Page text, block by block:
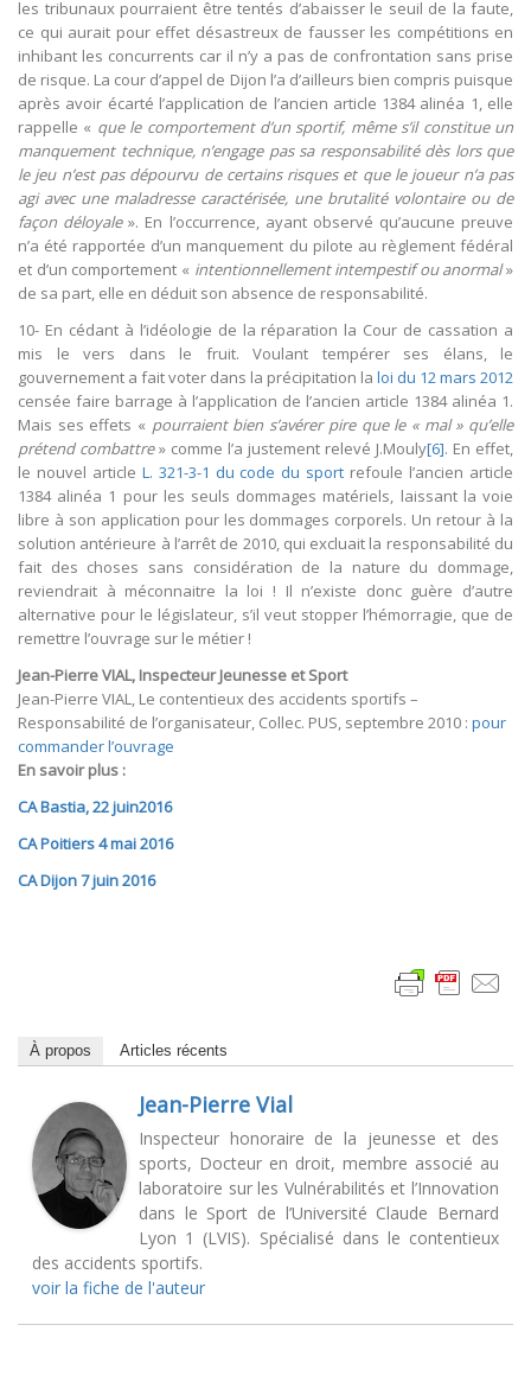
les tribunaux pourraient être tentés d’abaisser le seuil de la faute,
ce qui aurait pour effet désastreux de fausser les compétitions en
inhibant les concurrents car il n’y a pas de confrontation sans prise
de risque. La cour d’appel de Dijon l’a d’ailleurs bien compris puisque
après avoir écarté l’application de l’ancien article 1384 alinéa 1, elle
rappelle « que le comportement d’un sportif, même s’il constitue un
manquement technique, n’engage pas sa responsabilité dès lors que
le jeu n’est pas dépourvu de certains risques et que le joueur n’a pas
agi avec une maladresse caractérisée, une brutalité volontaire ou de
façon déloyale». En l’occurrence, ayant observé qu’aucune preuve
n’a été rapportée d’un manquement du pilote au règlement fédéral
et d’un comportement « intentionnellement intempestif ou anormal»
de sa part, elle en déduit son absence de responsabilité.
10- En cédant à l’idéologie de la réparation la Cour de cassation a
mis le vers dans le fruit. Voulant tempérer ses élans, le
gouvernement a fait voter dans la précipitation la loi du 12 mars 2012
censée faire barrage à l’application de l’ancien article 1384 alinéa 1.
Mais ses effets « pourraient bien s’avérer pire que le « mal » qu’elle
prétend combattre» comme l’a justement relevé J.Mouly[6]. En effet,
le nouvel article L. 321-3-1 du code du sport refoule l’ancien article
1384 alinéa 1 pour les seuls dommages matériels, laissant la voie
libre à son application pour les dommages corporels. Un retour à la
solution antérieure à l’arrêt de 2010, qui excluait la responsabilité du
fait des choses sans considération de la nature du dommage,
reviendrait à méconnaitre la loi ! Il n’existe donc guère d’autre
alternative pour le législateur, s’il veut stopper l’hémorragie, que de
remettre l’ouvrage sur le métier !
Jean-Pierre VIAL, Inspecteur Jeunesse et Sport
Jean-Pierre VIAL, Le contentieux des accidents sportifs –
Responsabilité de l’organisateur, Collec. PUS, septembre 2010 : pour
commander l’ouvrage
En savoir plus :
CA Bastia, 22 juin2016
CA Poitiers 4 mai 2016
CA Dijon 7 juin 2016
À propos Articles récents
Jean-Pierre Vial
Inspecteur honoraire de la jeunesse et des
sports, Docteur en droit, membre associé au
laboratoire sur les Vulnérabilités et l’Innovation
dans le Sport de l’Université Claude Bernard
Lyon 1 (LVIS). Spécialisé dans le contentieux
des accidents sportifs.
voir la fiche de l'auteur